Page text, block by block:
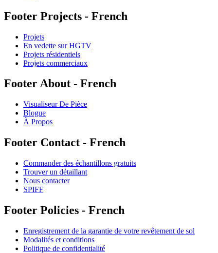
Footer Projects - French
Projets
En vedette sur HGTV
Projets résidentiels
Projets commerciaux
Footer About - French
Visualiseur De Pièce
Blogue
À Propos
Footer Contact - French
Commander des échantillons gratuits
Trouver un détaillant
Nous contacter
SPIFF
Footer Policies - French
Enregistrement de la garantie de votre revêtement de sol
Modalités et conditions
Politique de confidentialité